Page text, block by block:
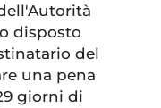
disposto
del
una pena
giorni di